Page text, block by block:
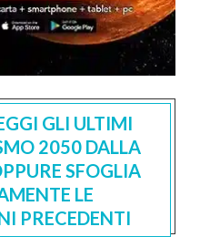
GLI ULTIMI
2050 DALLA
SFOGLIA
LE
PRECEDENTI